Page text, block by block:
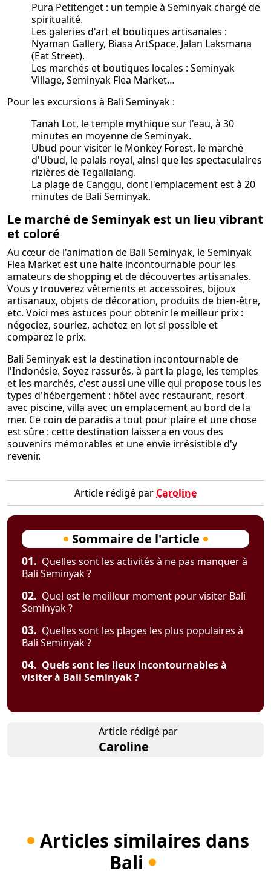
Pura Petitenget : un temple à Seminyak chargé de
spiritualité.
Les galeries d'art et boutiques artisanales :
Nyaman Gallery, Biasa ArtSpace, Jalan Laksmana
(Eat Street).
Les marchés et boutiques locales : Seminyak
Village, Seminyak Flea Market…
Pour les excursions à Bali Seminyak :
Tanah Lot, le temple mythique sur l'eau, à 30
minutes en moyenne de Seminyak.
Ubud pour visiter le Monkey Forest, le marché
d'Ubud, le palais royal, ainsi que les spectaculaires
rizières de Tegallalang.
La plage de Canggu, dont l'emplacement est à 20
minutes de Bali Seminyak.
Le marché de Seminyak est un lieu vibrant
et coloré
Au cœur de l'animation de Bali Seminyak, le Seminyak
Flea Market est une halte incontournable pour les
amateurs de shopping et de découvertes artisanales.
Vous y trouverez vêtements et accessoires, bijoux
artisanaux, objets de décoration, produits de bien-être,
etc. Voici mes astuces pour obtenir le meilleur prix :
négociez, souriez, achetez en lot si possible et
comparez le prix.
Bali Seminyak est la destination incontournable de
l'Indonésie. Soyez rassurés, à part la plage, les temples
et les marchés, c'est aussi une ville qui propose tous les
types d'hébergement : hôtel avec restaurant, resort
avec piscine, villa avec un emplacement au bord de la
mer. Ce coin de paradis a tout pour plaire et une chose
est sûre : cette destination laissera en vous des
souvenirs mémorables et une envie irrésistible d'y
revenir.
Article rédigé par Caroline
Sommaire de l'article
01. Quelles sont les activités à ne pas manquer à
Bali Seminyak ?
02. Quel est le meilleur moment pour visiter Bali
Seminyak ?
03. Quelles sont les plages les plus populaires à
Bali Seminyak ?
04. Quels sont les lieux incontournables à
visiter à Bali Seminyak ?
Article rédigé par
Caroline
Articles similaires dans
Bali